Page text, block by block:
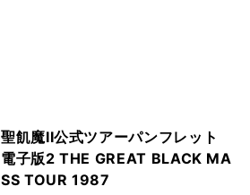
聖飢魔II公式ツアーパンフレット
電子版2 THE GREAT BLACK MA
SS TOUR 1987